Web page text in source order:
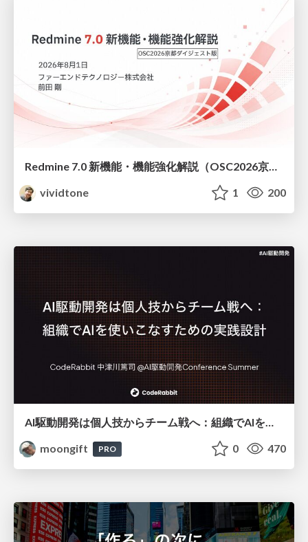
vividtone
1 200
AI駆動開発は個人技からチーム戦へ：組織でAIを使いこなすための実践設計
moongift
PRO 0 470